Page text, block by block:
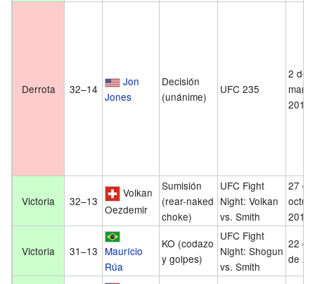
Derrota 32–14
Jon
Jones
Decisión
(unánime)
UFC 235
2 de
2019
Victoria 32–13
Volkan
Oezdemir
Sumisión
(rear-naked
choke)
UFC Fight
Night: Volkan
vs. Smith
27 de
2018
Victoria 31–13 Maurício
Rúa
KO (codazo
y golpes)
UFC Fight
Night: Shogun
vs. Smith
22
de